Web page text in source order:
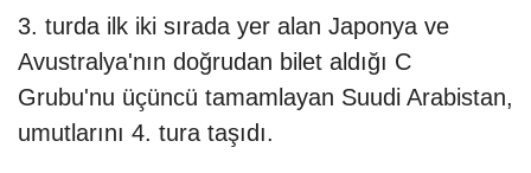
3. turda ilk iki sırada yer alan Japonya ve
Avustralya'nın doğrudan bilet aldığı C
Grubu'nu üçüncü tamamlayan Suudi Arabistan,
umutlarını 4. tura taşıdı.